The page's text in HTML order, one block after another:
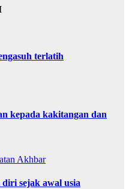
terlatih
kepada kakitangan dan
Akhbar
sejak awal usia